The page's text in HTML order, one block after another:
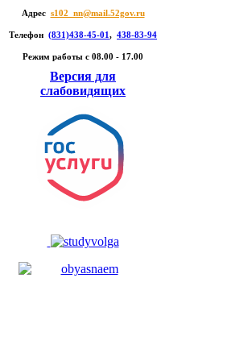
Адрес s102_nn@mail.52gov.ru
Телефон (831)438-45-01 , 438-83-94
Режим работы c 08.00 - 17.00
Версия для
слабовидящих